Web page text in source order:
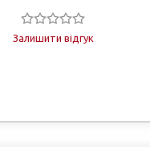
Залишити відгук